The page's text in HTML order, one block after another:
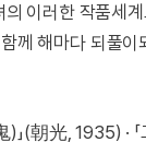
이러한 작품세
께 해마다 되풀이
(朝光, 1935) ·